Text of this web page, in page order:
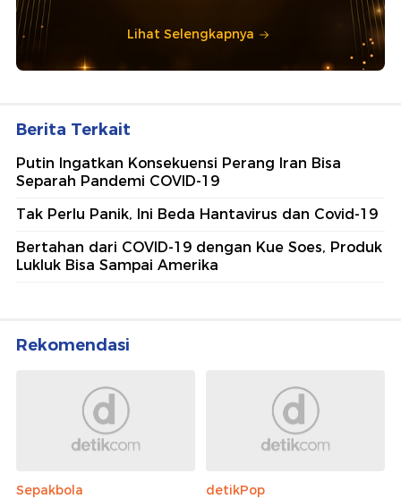
Lihat Selengkapnya
Berita Terkait
Putin Ingatkan Konsekuensi Perang Iran Bisa
Separah Pandemi COVID-19
Tak Perlu Panik, Ini Beda Hantavirus dan Covid-19
Bertahan dari COVID-19 dengan Kue Soes, Produk
Lukluk Bisa Sampai Amerika
Rekomendasi
Sepakbola
detikPop